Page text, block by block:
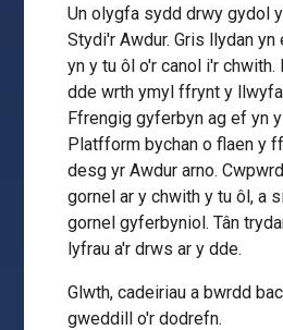
Un olygfa sydd drwy gydol
Stydi'r Awdur. Gris llydan
yn y tu ôl o'r canol i'r chwith.
dde wrth ymyl ffrynt y
Ffrengig gyferbyn ag ef yn
Platfform bychan o flaen y
desg yr Awdur arno.
gornel ar y chwith y tu ôl, a
gornel gyferbyniol. Tân
lyfrau a'r drws ar y dde.
Glwth, cadeiriau a bwrdd
gweddill o'r dodrefn.